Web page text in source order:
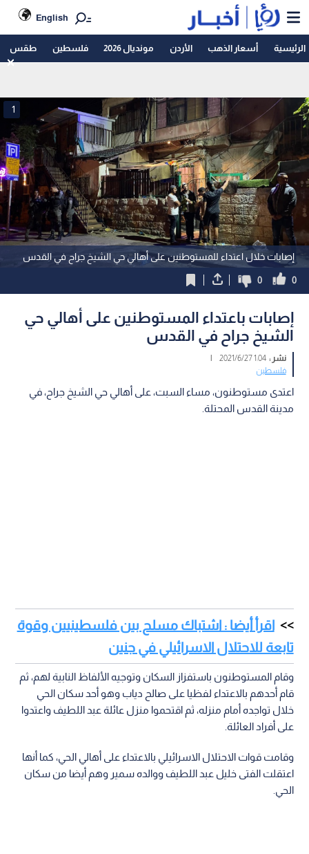
English
الرئيسية أسعار الذهب الأردن مونديال 2026 فلسطين طقس
إصابات خلال اعتداء للمستوطنين على أهالي حي الشيخ جراح في القدس
1
0
0
إصابات باعتداء المستوطنين على أهالي حي
الشيخ جراح في القدس
نشر :1:04 2021/6/27
|
فلسطين
اعتدى مستوطنون، مساء السبت، على أهالي حي الشيخ جراح، في
مدينة القدس المحتلة.
اقرأ أيضا : اشتباك مسلح بين فلسطينيين وقوة
تابعة للاحتلال الاسرائيلي في جنين
وقام المستوطنون باستفزاز السكان وتوجيه الألفاظ النابية لهم، ثم
قام أحدهم بالاعتداء لفظيا على صالح دياب وهو أحد سكان الحي
خلال تواجده أمام منزله، ثم اقتحموا منزل عائلة عبد اللطيف واعتدوا
على أفراد العائلة.
وقامت قوات الاحتلال الاسرائيلي بالاعتداء على أهالي الحي، كما أنها
اعتقلت الفتى خليل عبد اللطيف ووالده سمير وهم أيضا من سكان
الحي.